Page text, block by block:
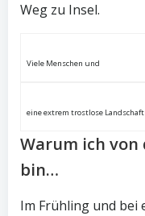
Weg zu Insel.
Viele Menschen und
eine extrem trostlose Landschaft
Warum ich
bin…
Im Frühling und bei